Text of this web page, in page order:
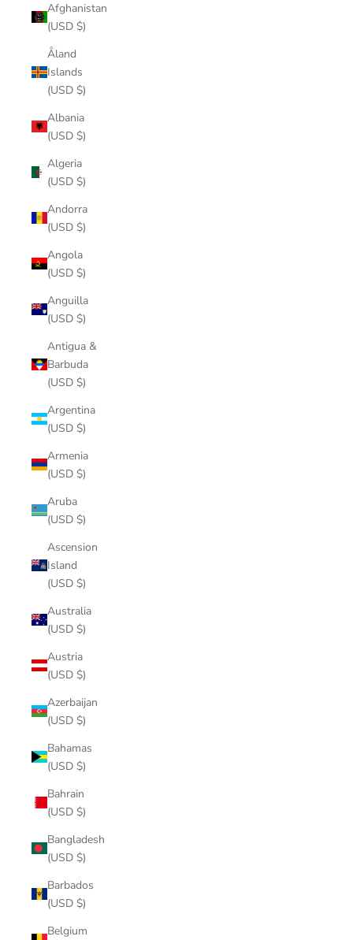
Afghanistan
(USD $)
Åland
Islands
(USD $)
Albania
(USD $)
Algeria
(USD $)
Andorra
(USD $)
Angola
(USD $)
Anguilla
(USD $)
Antigua &
Barbuda
(USD $)
Argentina
(USD $)
Armenia
(USD $)
Aruba
(USD $)
Ascension
Island
(USD $)
Australia
(USD $)
Austria
(USD $)
Azerbaijan
(USD $)
Bahamas
(USD $)
Bahrain
(USD $)
Bangladesh
(USD $)
Barbados
(USD $)
Belgium